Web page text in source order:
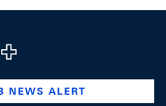
company/swiss-national-
@swissnationalbank
NEWS ALERT